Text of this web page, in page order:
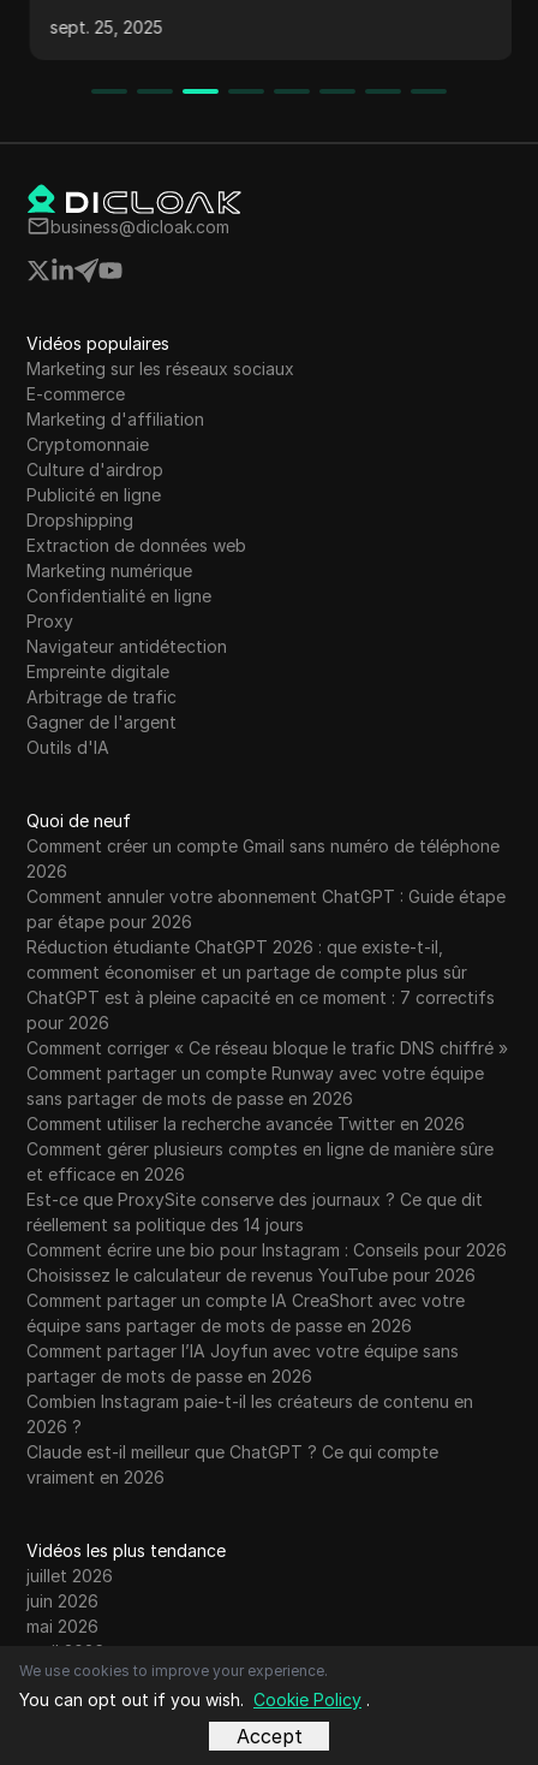
graphique. Découvrez leurs utilisations dans les
tests automatisés, le grattage et les outils clés
sept. 25, 2025
business@dicloak.com
Vidéos populaires
Marketing sur les réseaux sociaux
E-commerce
Marketing d'affiliation
Cryptomonnaie
Culture d'airdrop
Publicité en ligne
Dropshipping
Extraction de données web
Marketing numérique
Confidentialité en ligne
Proxy
Navigateur antidétection
Empreinte digitale
Arbitrage de trafic
Gagner de l'argent
Outils d'IA
Quoi de neuf
Comment créer un compte Gmail sans numéro de téléphone
2026
Comment annuler votre abonnement ChatGPT : Guide étape
par étape pour 2026
Réduction étudiante ChatGPT 2026 : que existe-t-il,
comment économiser et un partage de compte plus sûr
ChatGPT est à pleine capacité en ce moment : 7 correctifs
pour 2026
Comment corriger « Ce réseau bloque le trafic DNS chiffré »
Comment partager un compte Runway avec votre équipe
sans partager de mots de passe en 2026
Comment utiliser la recherche avancée Twitter en 2026
Comment gérer plusieurs comptes en ligne de manière sûre
et efficace en 2026
Est-ce que ProxySite conserve des journaux ? Ce que dit
réellement sa politique des 14 jours
Comment écrire une bio pour Instagram : Conseils pour 2026
Choisissez le calculateur de revenus YouTube pour 2026
Comment partager un compte IA CreaShort avec votre
équipe sans partager de mots de passe en 2026
Comment partager l’IA Joyfun avec votre équipe sans
partager de mots de passe en 2026
Combien Instagram paie-t-il les créateurs de contenu en
2026 ?
Claude est-il meilleur que ChatGPT ? Ce qui compte
vraiment en 2026
Vidéos les plus tendance
juillet 2026
juin 2026
mai 2026
avril 2026
mars 2026
février 2026
We use cookies to improve your experience.
You can opt out if you wish. Cookie Policy .
Accept